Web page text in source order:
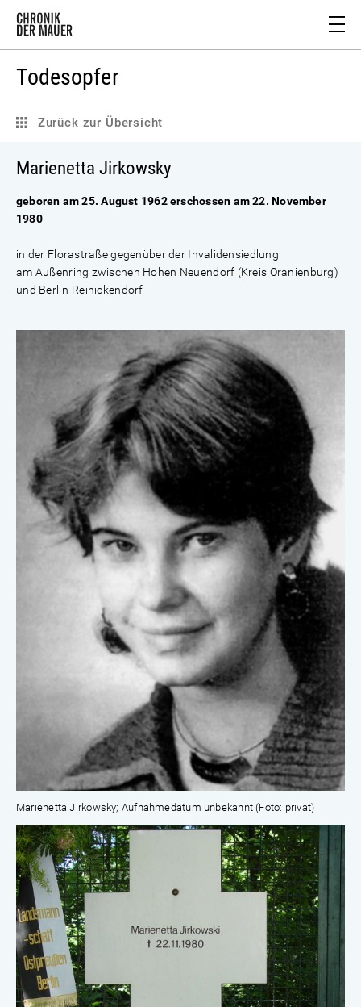
Todesopfer
Zurück zur Übersicht
Marienetta Jirkowsky; Aufnahmedatum unbekannt (Foto: privat)
Marienetta Jirkowsky
geboren am 25. August 1962 erschossen am 22. November
1980
in der Florastraße gegenüber der Invalidensiedlung
am Außenring zwischen Hohen Neuendorf (Kreis Oranienburg)
und Berlin-Reinickendorf